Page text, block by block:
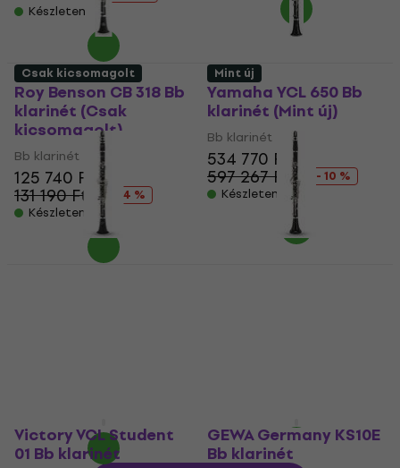
Készleten
Roy Benson CB 318 Bb
klarinét (Csak
kicsomagolt)
Bb klarinét
125 740 Ft
131 190 Ft
- 4 %
Készleten
Yamaha YCL 650 Bb
klarinét (Mint új)
Bb klarinét
534 770 Ft
597 267 Ft
- 10 %
Készleten
Csak kicsomagolt Mint új
Victory VCL Student
01 Bb klarinét
GEWA Germany KS10E
Bb klarinét